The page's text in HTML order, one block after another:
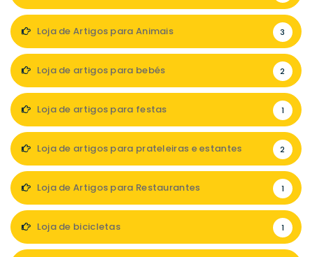
Loja de Artigos para Animais 3
Loja de artigos para bebés 2
Loja de artigos para festas 1
Loja de artigos para prateleiras e estantes 2
Loja de Artigos para Restaurantes 1
Loja de bicicletas 1